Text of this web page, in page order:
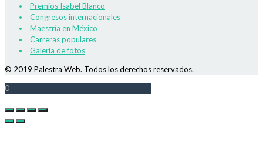
Premios Isabel Blanco
Congresos internacionales
Maestría en México
Carreras populares
Galería de fotos
© 2019 Palestra Web. Todos los derechos reservados.
0